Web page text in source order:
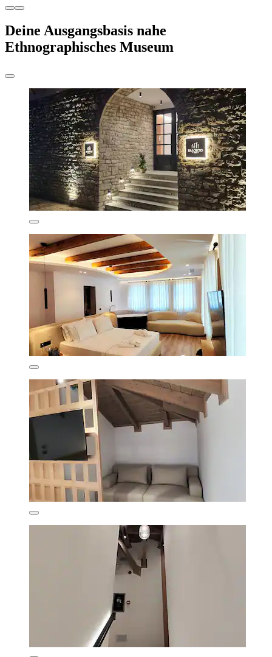
Deine Ausgangsbasis nahe
Ethnographisches Museum